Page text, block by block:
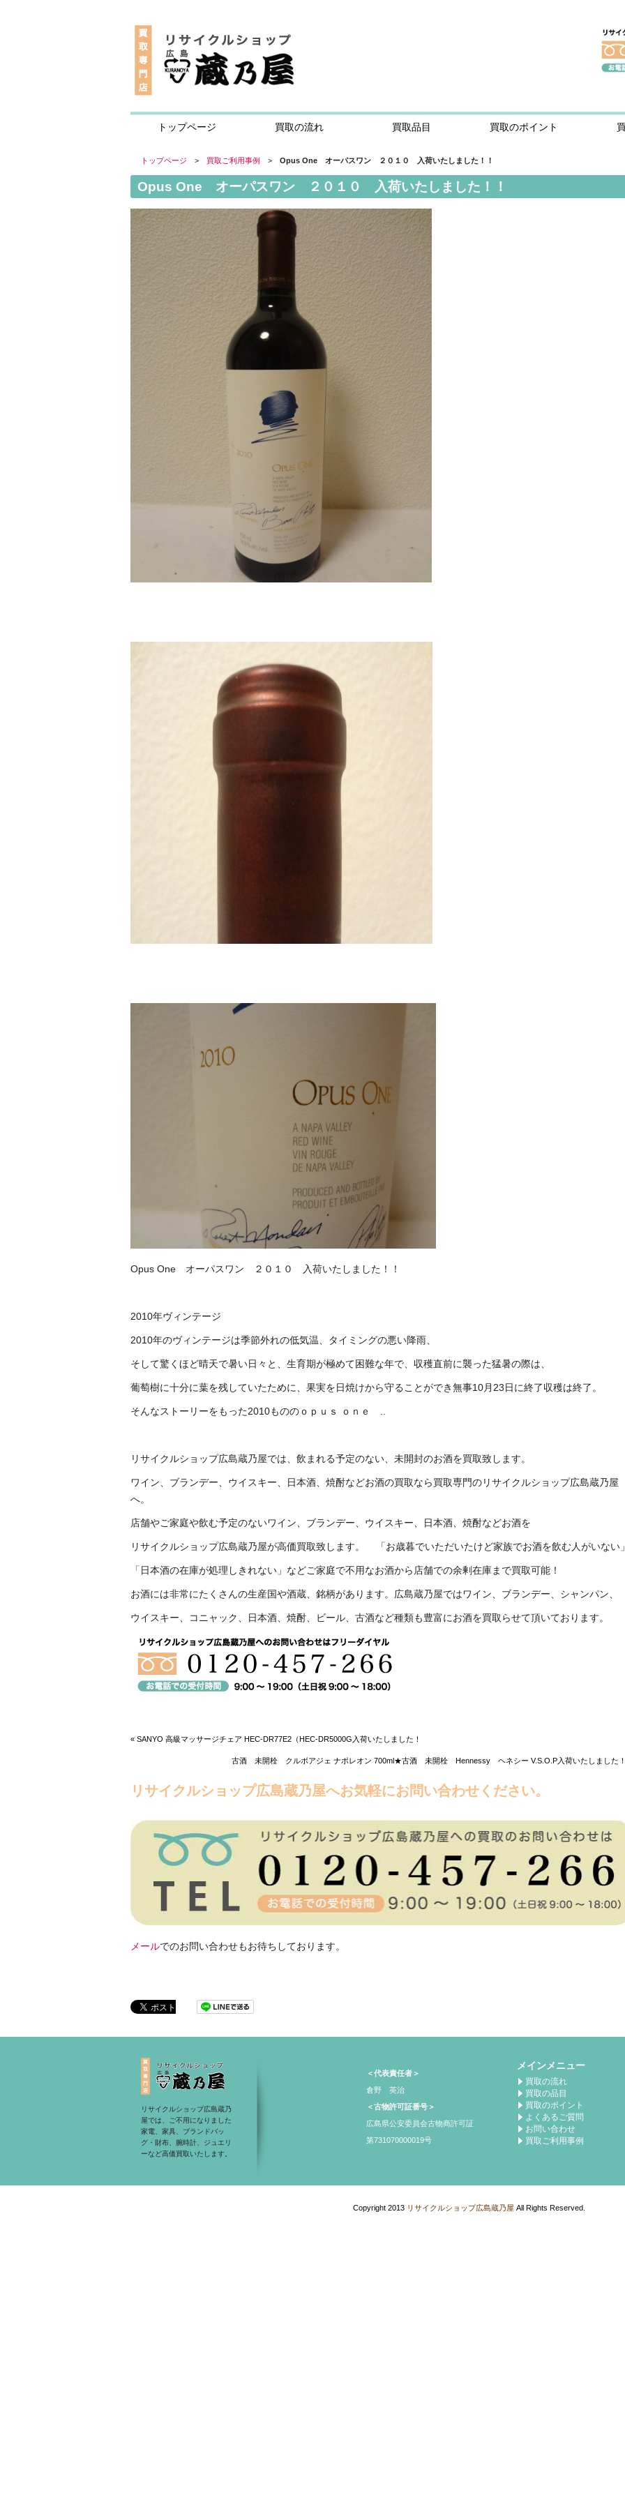
トップページ 買取の流れ 買取品目 買取のポイント
トップページ > 買取ご利用事例 > Opus One オーパスワン ２０１０ 入荷いたしました！！
Opus One オーパスワン ２０１０ 入荷いたしました！！
Opus One オーパスワン ２０１０ 入荷いたしました！！
2010年ヴィンテージ
2010年のヴィンテージは季節外れの低気温、タイミングの悪い降雨、
そして驚くほど晴天で暑い日々と、生育期が極めて困難な年で、収穫直前に襲った猛暑の際は、
葡萄樹に十分に葉を残していたために、果実を日焼けから守ることができ無事10月23日に終了収穫は終了。
そんなストーリーをもった2010もののｏｐｕｓ ｏｎｅ ..
リサイクルショップ広島蔵乃屋では、飲まれる予定のない、未開封のお酒を買取致します。
ワイン、ブランデー、ウイスキー、日本酒、焼酎などお酒の買取なら買取専門のリサイクルショップ広島蔵乃屋
へ。
店舗やご家庭や飲む予定のないワイン、ブランデー、ウイスキー、日本酒、焼酎などお酒を
リサイクルショップ広島蔵乃屋が高価買取致します。 「お歳暮でいただいたけど家族でお酒を飲む人がいない
「日本酒の在庫が処理しきれない」などご家庭で不用なお酒から店舗での余剰在庫まで買取可能！
お酒には非常にたくさんの生産国や酒蔵、銘柄があります。広島蔵乃屋ではワイン、ブランデー、シャンパン、
ウイスキー、コニャック、日本酒、焼酎、ビール、古酒など種類も豊富にお酒を買取らせて頂いております。
« SANYO 高級マッサージチェア HEC-DR77E2（HEC-DR5000G入荷いたしました！
古酒 未開栓 クルボアジェ ナポレオン 700ml★古酒 未開栓 Hennessy ヘネシー V.S.O.P入荷いたしました
リサイクルショップ広島蔵乃屋へお気軽にお問い合わせください。
メールでのお問い合わせもお待ちしております。
リサイクルショップ広島蔵乃
屋では、ご不用になりました
家電、家具、ブランドバッ
グ・財布、腕時計、ジュエリ
ーなど高価買取いたします。
＜代表責任者＞
倉野 英治
＜古物許可証番号＞
広島県公安委員会古物商許可証
第731070000019号
メインメニュー
買取の流れ
買取の品目
買取のポイント
よくあるご質問
お問い合わせ
買取ご利用事例
Copyright 2013 リサイクルショップ広島蔵乃屋 All Rights Reserved.